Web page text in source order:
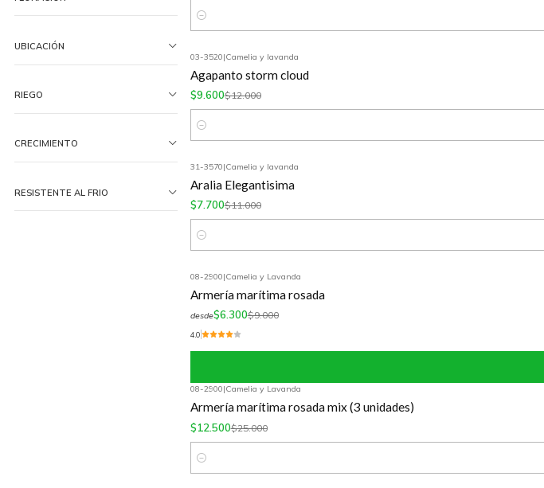
UBICACIÓN
RIEGO
CRECIMIENTO
RESISTENTE AL FRIO
Cantidad
03-3520|Camelia y lavanda
Agapanto storm cloud
$9.600$12.000
Cantidad
31-3570|Camelia y lavanda
Aralia Elegantisima
$7.700$11.000
Cantidad
08-2900|Camelia y Lavanda
Armería marítima rosada
desde$6.300$9.000
4.0
08-2900|Camelia y Lavanda
Armería marítima rosada mix (3 unidades)
$12.500$25.000
Cantidad